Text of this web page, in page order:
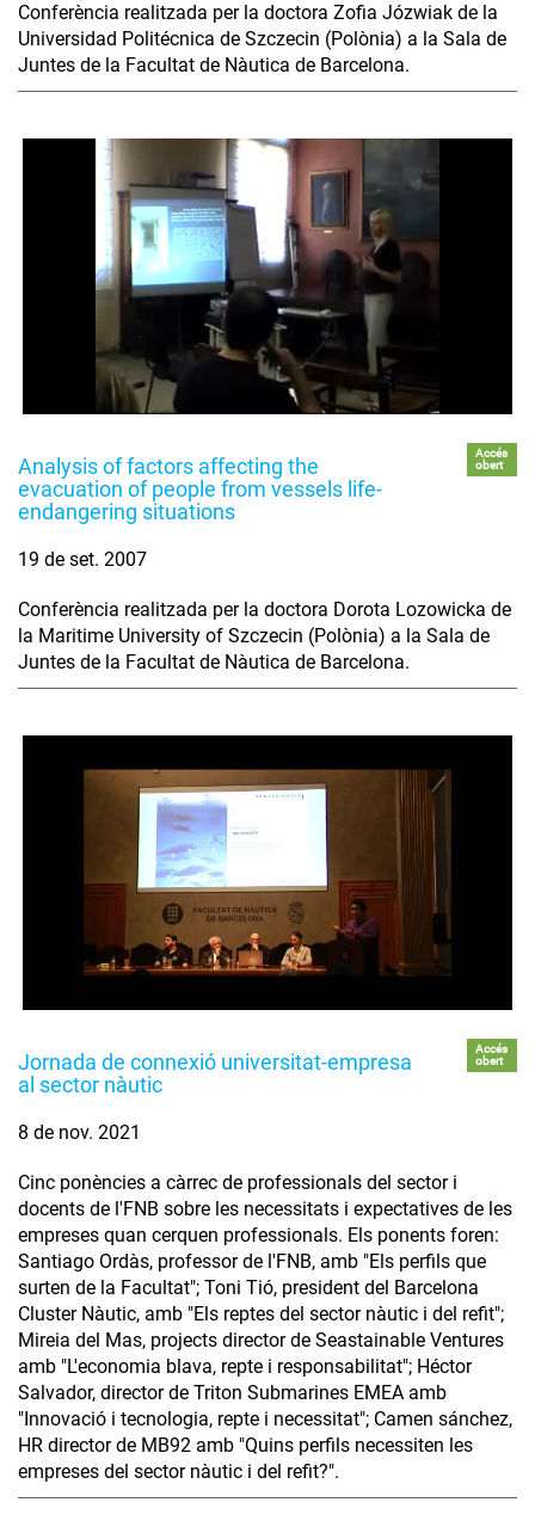
Conferència realitzada per la doctora Zofia Józwiak de la
Universidad Politécnica de Szczecin (Polònia) a la Sala de
Juntes de la Facultat de Nàutica de Barcelona.
Analysis of factors affecting the
evacuation of people from vessels life-
endangering situations
Accés
obert
19 de set. 2007
Conferència realitzada per la doctora Dorota Lozowicka de
la Maritime University of Szczecin (Polònia) a la Sala de
Juntes de la Facultat de Nàutica de Barcelona.
Jornada de connexió universitat-empresa
al sector nàutic
Accés
obert
8 de nov. 2021
Cinc ponències a càrrec de professionals del sector i
docents de l'FNB sobre les necessitats i expectatives de les
empreses quan cerquen professionals. Els ponents foren:
Santiago Ordàs, professor de l'FNB, amb "Els perfils que
surten de la Facultat"; Toni Tió, president del Barcelona
Cluster Nàutic, amb "Els reptes del sector nàutic i del refit";
Mireia del Mas, projects director de Seastainable Ventures
amb "L'economia blava, repte i responsabilitat"; Héctor
Salvador, director de Triton Submarines EMEA amb
"Innovació i tecnologia, repte i necessitat"; Camen sánchez,
HR director de MB92 amb "Quins perfils necessiten les
empreses del sector nàutic i del refit?".